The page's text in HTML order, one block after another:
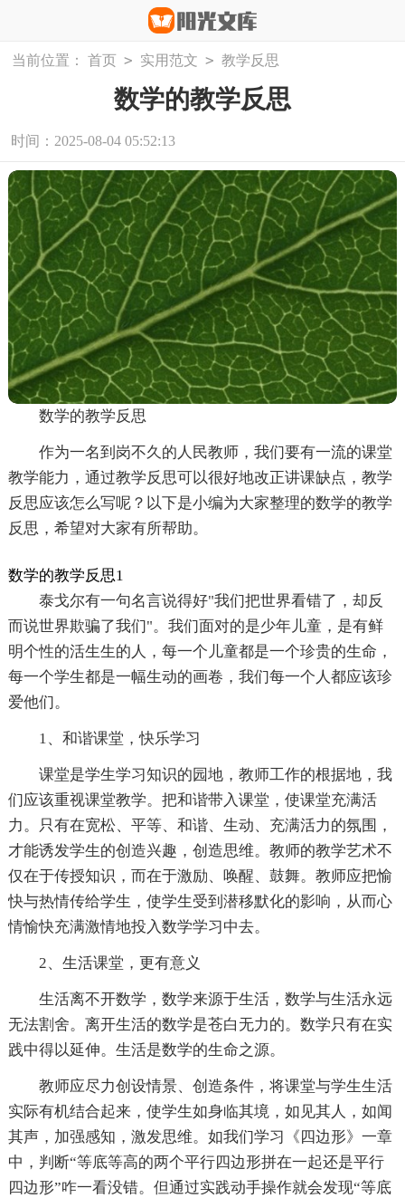
当前位置： 首页 > 实用范文 > 教学反思
数学的教学反思
时间：2025-08-04 05:52:13
数学的教学反思
作为一名到岗不久的人民教师，我们要有一流的课堂
教学能力，通过教学反思可以很好地改正讲课缺点，教学
反思应该怎么写呢？以下是小编为大家整理的数学的教学
反思，希望对大家有所帮助。
数学的教学反思1
泰戈尔有一句名言说得好"我们把世界看错了，却反
而说世界欺骗了我们"。我们面对的是少年儿童，是有鲜
明个性的活生生的人，每一个儿童都是一个珍贵的生命，
每一个学生都是一幅生动的画卷，我们每一个人都应该珍
爱他们。
1、和谐课堂，快乐学习
课堂是学生学习知识的园地，教师工作的根据地，我
们应该重视课堂教学。把和谐带入课堂，使课堂充满活
力。只有在宽松、平等、和谐、生动、充满活力的氛围，
才能诱发学生的创造兴趣，创造思维。教师的教学艺术不
仅在于传授知识，而在于激励、唤醒、鼓舞。教师应把愉
快与热情传给学生，使学生受到潜移默化的影响，从而心
情愉快充满激情地投入数学学习中去。
2、生活课堂，更有意义
生活离不开数学，数学来源于生活，数学与生活永远
无法割舍。离开生活的数学是苍白无力的。数学只有在实
践中得以延伸。生活是数学的生命之源。
教师应尽力创设情景、创造条件，将课堂与学生生活
实际有机结合起来，使学生如身临其境，如见其人，如闻
其声，加强感知，激发思维。如我们学习《四边形》一章
中，判断“等底等高的两个平行四边形拼在一起还是平行
四边形”咋一看没错。但通过实践动手操作就会发现“等底